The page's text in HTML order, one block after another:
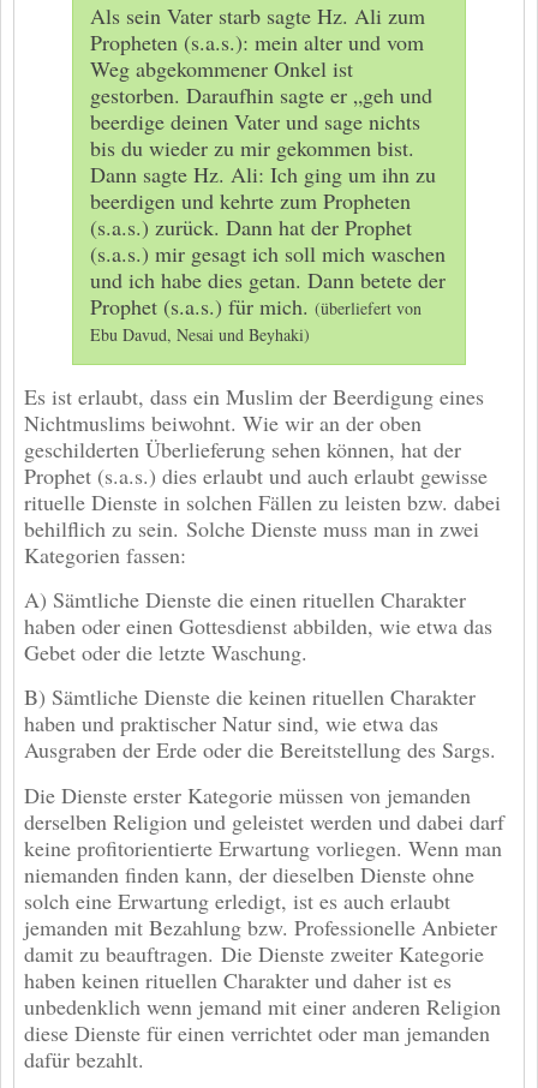
Als sein Vater starb sagte Hz. Ali zum
Propheten (s.a.s.): mein alter und vom
Weg abgekommener Onkel ist
gestorben. Daraufhin sagte er „geh und
beerdige deinen Vater und sage nichts
bis du wieder zu mir gekommen bist.
Dann sagte Hz. Ali: Ich ging um ihn zu
beerdigen und kehrte zum Propheten
(s.a.s.) zurück. Dann hat der Prophet
(s.a.s.) mir gesagt ich soll mich waschen
und ich habe dies getan. Dann betete der
Prophet (s.a.s.) für mich. (überliefert von
Ebu Davud, Nesai und Beyhaki)
Es ist erlaubt, dass ein Muslim der Beerdigung eines
Nichtmuslims beiwohnt. Wie wir an der oben
geschilderten Überlieferung sehen können, hat der
Prophet (s.a.s.) dies erlaubt und auch erlaubt gewisse
rituelle Dienste in solchen Fällen zu leisten bzw. dabei
behilflich zu sein. Solche Dienste muss man in zwei
Kategorien fassen:
A) Sämtliche Dienste die einen rituellen Charakter
haben oder einen Gottesdienst abbilden, wie etwa das
Gebet oder die letzte Waschung.
B) Sämtliche Dienste die keinen rituellen Charakter
haben und praktischer Natur sind, wie etwa das
Ausgraben der Erde oder die Bereitstellung des Sargs.
Die Dienste erster Kategorie müssen von jemanden
derselben Religion und geleistet werden und dabei darf
keine profitorientierte Erwartung vorliegen. Wenn man
niemanden finden kann, der dieselben Dienste ohne
solch eine Erwartung erledigt, ist es auch erlaubt
jemanden mit Bezahlung bzw. Professionelle Anbieter
damit zu beauftragen. Die Dienste zweiter Kategorie
haben keinen rituellen Charakter und daher ist es
unbedenklich wenn jemand mit einer anderen Religion
diese Dienste für einen verrichtet oder man jemanden
dafür bezahlt.